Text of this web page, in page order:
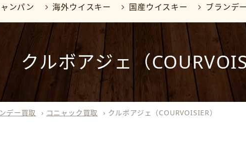
ンパン 海外ウイスキー 国産ウイスキー ブランデー
クルボアジェ（
デー買取 › コニャック買取 › クルボアジェ（COURVOISIER）